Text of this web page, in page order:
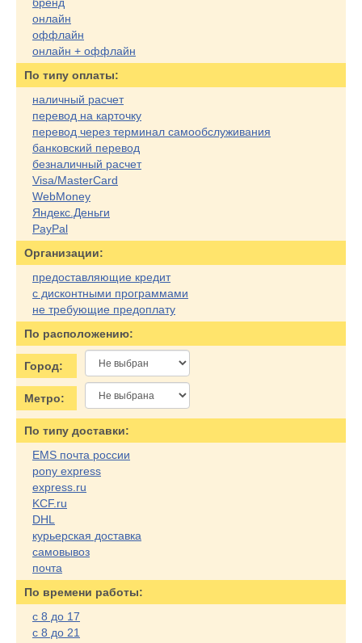
онлайн
оффлайн
онлайн + оффлайн
По типу оплаты:
наличный расчет
перевод на карточку
перевод через терминал самообслуживания
банковский перевод
безналичный расчет
Visa/MasterCard
WebMoney
Яндекс.Деньги
PayPal
Организации:
предоставляющие кредит
с дисконтными программами
не требующие предоплату
По расположению:
Город:
Метро:
По типу доставки:
EMS почта россии
pony express
express.ru
KCF.ru
DHL
курьерская доставка
самовывоз
почта
По времени работы:
с 8 до 17
с 8 до 21